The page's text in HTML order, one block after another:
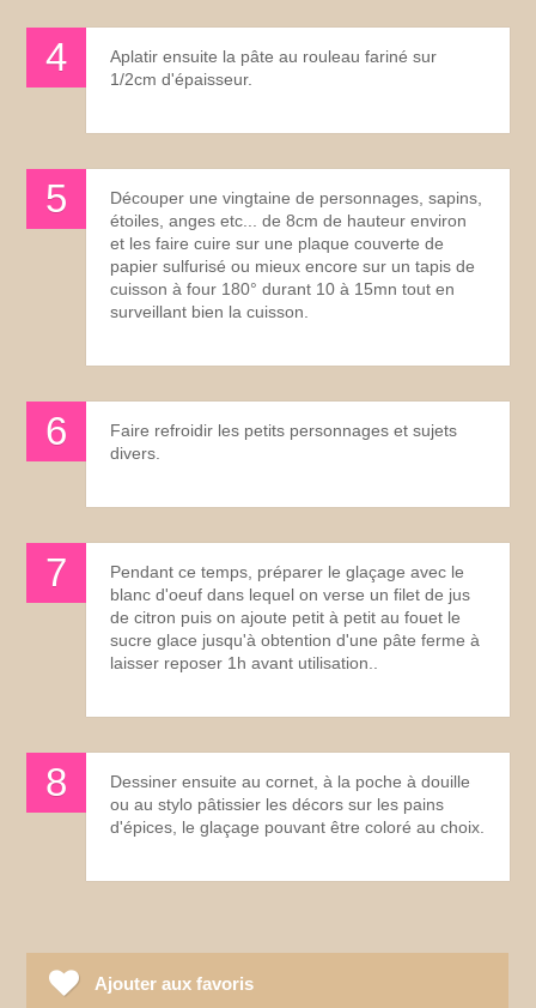
Aplatir ensuite la pâte au rouleau fariné sur
1/2cm d'épaisseur.
Découper une vingtaine de personnages, sapins,
étoiles, anges etc... de 8cm de hauteur environ
et les faire cuire sur une plaque couverte de
papier sulfurisé ou mieux encore sur un tapis de
cuisson à four 180° durant 10 à 15mn tout en
surveillant bien la cuisson.
Faire refroidir les petits personnages et sujets
divers.
Pendant ce temps, préparer le glaçage avec le
blanc d'oeuf dans lequel on verse un filet de jus
de citron puis on ajoute petit à petit au fouet le
sucre glace jusqu'à obtention d'une pâte ferme à
laisser reposer 1h avant utilisation..
Dessiner ensuite au cornet, à la poche à douille
ou au stylo pâtissier les décors sur les pains
d'épices, le glaçage pouvant être coloré au choix.
Ajouter aux favoris